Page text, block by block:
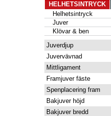
HELHETSINTRYCK
Helhetsintryck
Juver
Klövar & ben
Juverdjup
Juvervävnad
Mittligament
Framjuver fäste
Spenplacering fram
Bakjuver höjd
Bakjuver bredd